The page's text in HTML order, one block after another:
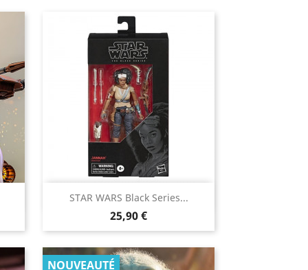
STAR WARS Black Series...
Prix
25,90 €
Aperçu rapide
NOUVEAUTÉ